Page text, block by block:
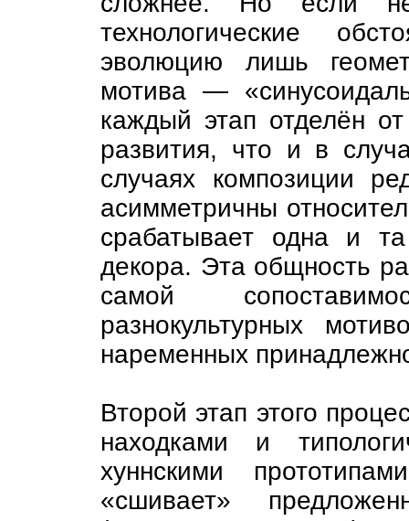
технологические
эволюцию лишь
мотива —
каждый этап отделён
развития, что и в
случаях композиции
асимметричны
срабатывает одна и
декора. Эта общность
самой
разнокультурных
наременных
Второй этап этого
находками и
хуннскими
«сшивает»